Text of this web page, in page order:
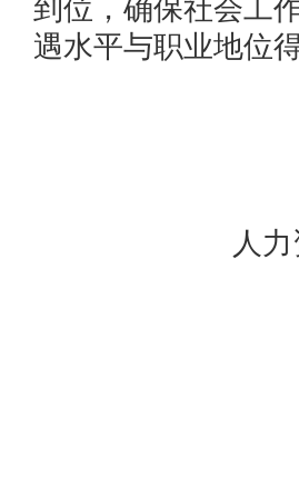
遇水平与职业地位
人力资